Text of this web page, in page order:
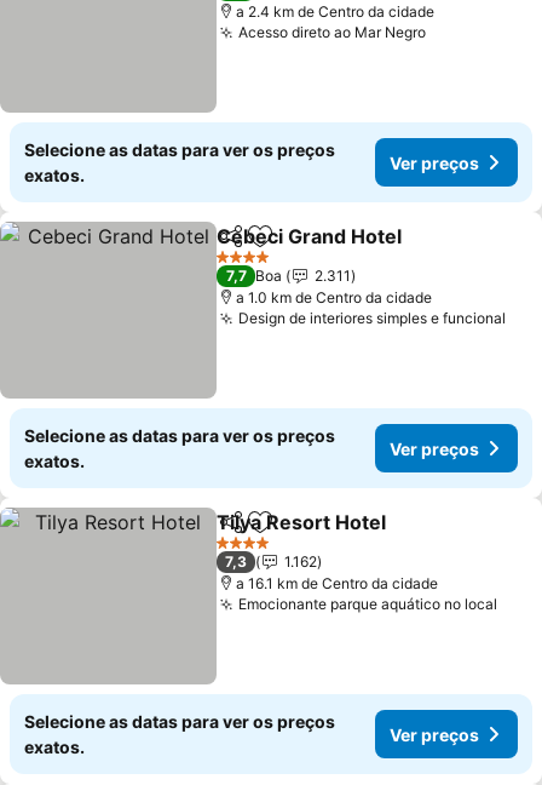
a 2.4 km de Centro da cidade
Acesso direto ao Mar Negro
Selecione as datas para ver os preços
exatos.
Ver preços
PartilharAdicionar aos favoritos
Cebeci Grand Hotel
4 Estrelas
7,7 Boa
2.311
a 1.0 km de Centro da cidade
Design de interiores simples e funcional
Selecione as datas para ver os preços
exatos.
Ver preços
PartilharAdicionar aos favoritos
Tilya Resort Hotel
4 Estrelas
7,3
1.162
a 16.1 km de Centro da cidade
Emocionante parque aquático no local
Selecione as datas para ver os preços
exatos.
Ver preços